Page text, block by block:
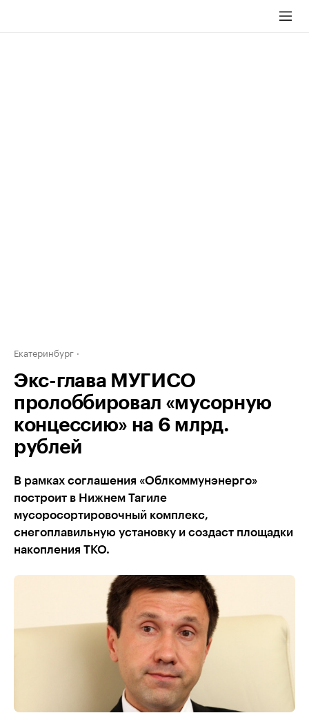
Екатеринбург
Экс-глава МУГИСО
пролоббировал «мусорную
концессию» на 6 млрд.
рублей
В рамках соглашения «Облкоммунэнерго»
построит в Нижнем Тагиле
мусоросортировочный комплекс,
снегоплавильную установку и создаст площадки
накопления ТКО.